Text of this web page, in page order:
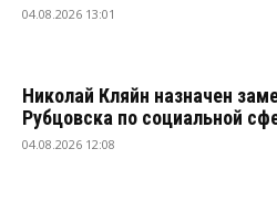
04.08.2026 13:01
Николай Кляйн назначен
Рубцовска по социальной
04.08.2026 12:08